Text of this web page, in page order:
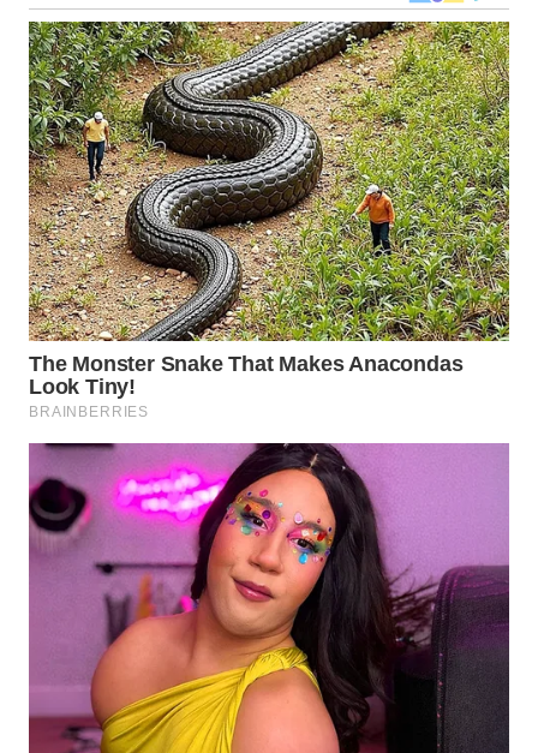
SULSEL
WN
GORONTALO
WN
SULUT
WN
MALUKU
WN
MALUT
WN
DAIRI
WN
DANAU
TOBA
WN
LANGKAT